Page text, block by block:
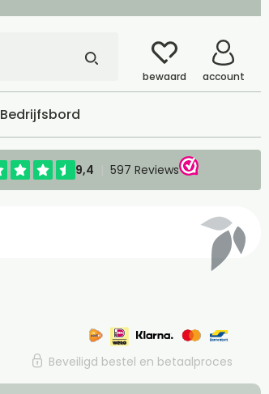
bewaard account
Bedrijfsbord
Beveiligd bestel en betaalproces